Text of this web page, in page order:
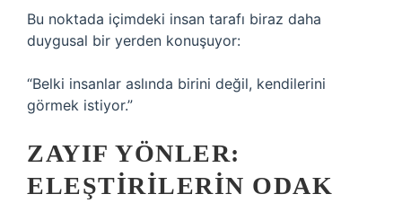
Bu noktada içimdeki insan tarafı biraz daha
duygusal bir yerden konuşuyor:
“Belki insanlar aslında birini değil, kendilerini
görmek istiyor.”
ZAYIF YÖNLER:
ELEŞTIRILERIN ODAK